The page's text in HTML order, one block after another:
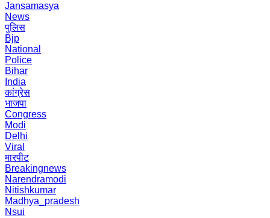
Jansamasya
News
पुलिस
Bjp
National
Police
Bihar
India
कांग्रेस
भाजपा
Congress
Modi
Delhi
Viral
मारपीट
Breakingnews
Narendramodi
Nitishkumar
Madhya_pradesh
Nsui